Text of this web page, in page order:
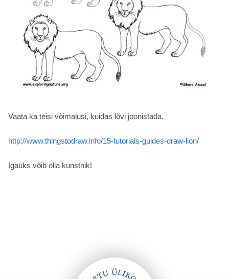
Vaata ka teisi võimalusi, kuidas lõvi joonistada.
http://www.thingstodraw.info/15-tutorials-guides-draw-lion/
Igaüks võib olla kunstnik!